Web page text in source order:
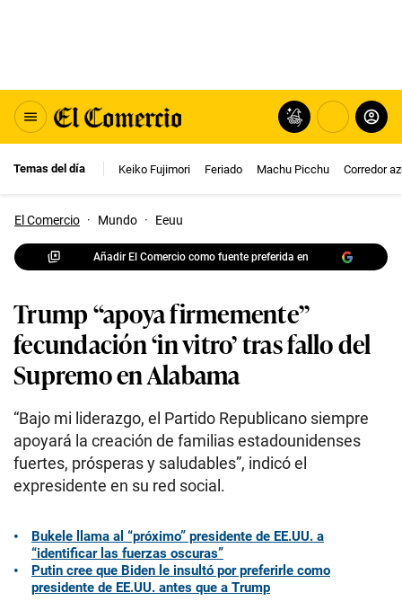
Temas del día Keiko Fujimori Feriado Machu Picchu Corredor
El Comercio · Mundo · Eeuu
Añadir El Comercio como fuente preferida en
Trump “apoya firmemente”
fecundación ‘in vitro’ tras fallo del
Supremo en Alabama
“Bajo mi liderazgo, el Partido Republicano siempre
apoyará la creación de familias estadounidenses
fuertes, prósperas y saludables”, indicó el
expresidente en su red social.
Bukele llama al “próximo” presidente de EE.UU. a
“identificar las fuerzas oscuras”
Putin cree que Biden le insultó por preferirle como
presidente de EE.UU. antes que a Trump